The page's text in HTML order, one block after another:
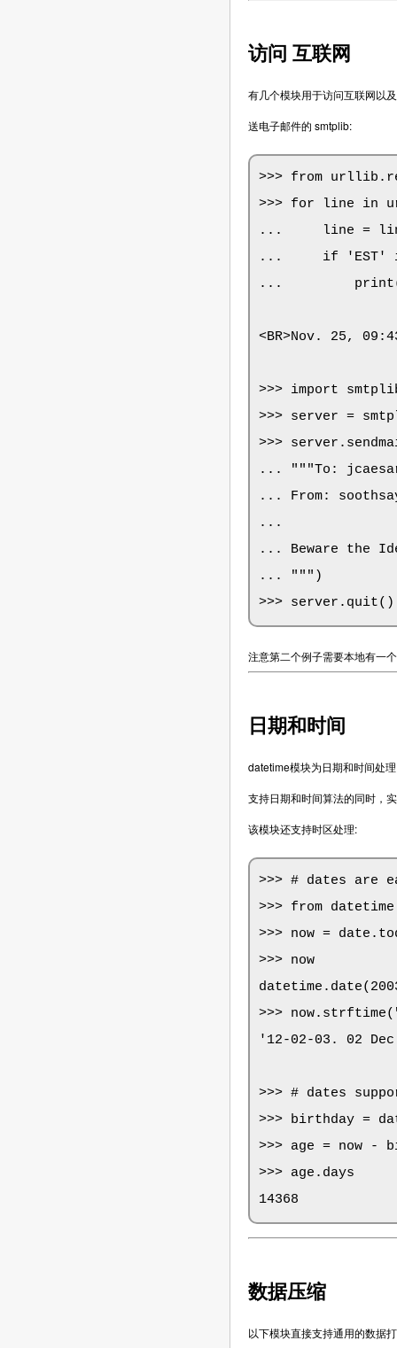
访问 互联网
有几个模块用于访问互联网以
送电子邮件的 smtplib:
>>> from
>>> for line in
...     line =
...     if 'EST'
...
<BR>Nov. 25,
>>> import
>>> server =
>>>
... """To:
... From:
...
... Beware the
... """)
>>> server.quit()
注意第二个例子需要本地有一
日期和时间
datetime模块为日期和时间处
支持日期和时间算法的同时，
该模块还支持时区处理:
>>> # dates are
>>> from
>>> now =
>>> now
>>>
'12-02-03. 02
>>> # dates
>>> birthday =
>>> age = now -
>>> age.days
14368
数据压缩
以下模块直接支持通用的数据